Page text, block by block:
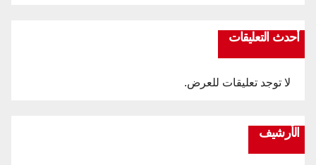
أحدث التعليقات
لا توجد تعليقات للعرض.
الأرشيف